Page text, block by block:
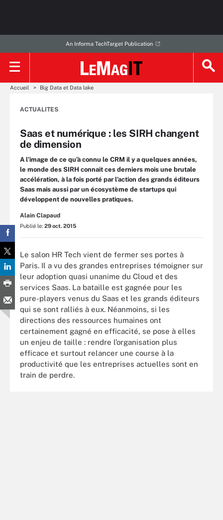
An Informa TechTarget Publication
Accueil Big Data et Data lake
ACTUALITES
Saas et numérique : les SIRH changent
de dimension
A l’image de ce qu’à connu le CRM il y a quelques années,
le monde des SIRH connait ces derniers mois une brutale
accélération, à la fois porté par l’action des grands éditeurs
Saas mais aussi par un écosystème de startups qui
développent de nouvelles pratiques.
Alain Clapaud
Publié le: 29 oct. 2015
Le salon HR Tech vient de fermer ses portes à
Paris. Il a vu des grandes entreprises témoigner sur
leur adoption quasi unanime du Cloud et des
services Saas. La bataille est gagnée pour les
pure-players venus du Saas et les grands éditeurs
qui se sont ralliés à eux. Néanmoins, si les
directions des ressources humaines ont
certainement gagné en efficacité, se pose à elles
un enjeu de taille : rendre l’organisation plus
efficace et surtout relancer une course à la
productivité que les entreprises actuelles sont en
train de perdre.